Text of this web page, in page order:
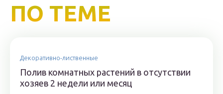
ПО ТЕМЕ
Декоративно-лиственные
Полив комнатных растений в отсутствии
хозяев 2 недели или месяц